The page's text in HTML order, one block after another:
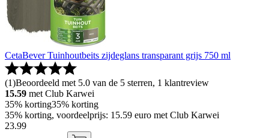
CetaBever Tuinhoutbeits zijdeglans transparant grijs 750 ml
(1)Beoordeeld met 5.0 van de 5 sterren, 1 klantreview
15.59 met Club Karwei
35% korting35% korting
35% korting, voordeelprijs: 15.59 euro met Club Karwei
23.99